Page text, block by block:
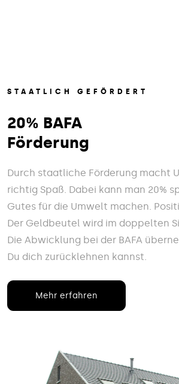
STAATLICH GEFÖRDERT
20% BAFA
Förderung
Durch staatliche Förderung macht
richtig Spaß. Dabei kann man 20%
Gutes für die Umwelt machen.
Der Geldbeutel wird im doppelten
Die Abwicklung bei der BAFA
Du dich zurücklehnen kannst.
Mehr erfahren